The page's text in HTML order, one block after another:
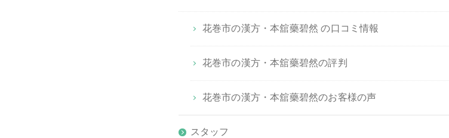
花巻市の漢方・本舘藥碧然 の口コミ情報
花巻市の漢方・本舘藥碧然の評判
花巻市の漢方・本舘藥碧然のお客様の声
スタッフ